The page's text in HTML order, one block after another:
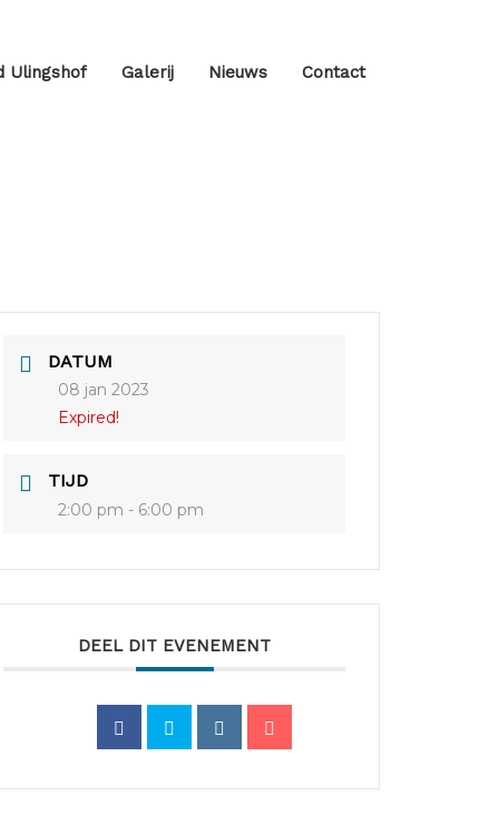
Ulingshof Galerij Nieuws Contact
DATUM
08 jan 2023
Expired!
TIJD
2:00 pm - 6:00 pm
DEEL DIT EVENEMENT